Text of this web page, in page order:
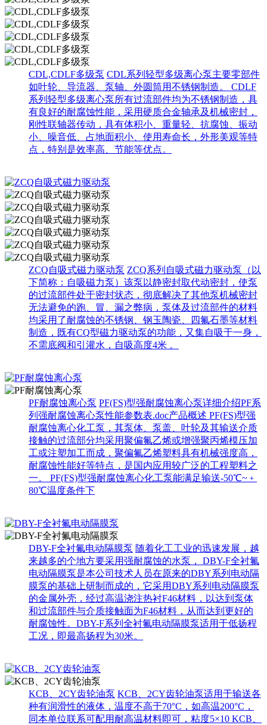
CDL,CDLF多级泵 CDL系列轻型多级离心泵主要零部件
如叶轮、导流器、泵轴、外圆筒用不锈钢制造。 CDLF
系列轻型多级离心泵所有过流部件均为不锈钢制造，具
有良好的耐腐蚀性能，采用硬质合金轴承及机械密封，
刚性联轴器传动，具有体积小、重量轻、抗腐蚀、振动
小、噪音低、占地面积小、使用寿命长，外形美观等特
点，特别是效率高、节能等优点。
ZCQ自吸式磁力驱动泵 ZCQ系列自吸式磁力驱动泵（以
下简称：自吸磁力泵）该泵以静密封取代动密封，使泵
的过流部件处于密封状态，彻底解决了其他泵机械密封
无法避免的跑、冒、漏之弊病，泵体及过流部件的材料
均采用了耐腐蚀的不锈钢、钢玉陶瓷、四氟石墨等材料
制造，既有CQ型磁力驱动泵的功能，又集自吸于一身，
不需底阀和引灌水，自吸高度4米 。
PF耐腐蚀离心泵 PF(FS)型强耐腐蚀离心泵详细介绍PF系
列强耐腐蚀离心泵性能参数表.doc产品概述 PF(FS)型强
耐腐蚀离心化工泵，其泵体、泵盖、叶轮及其输送介质
接触的过流部分均采用聚偏氟乙烯或增强聚丙烯模压加
工或注塑加工而成，聚偏氟乙烯塑料具有机械强度高，
耐腐蚀性能好等特点，是国内应用较广泛的工程塑料之
一。 PF(FS)型强耐腐蚀离心化工泵能满足输送-50℃~﹢
80℃温度条件下
DBY-F全衬氟电动隔膜泵 随着化工工业的迅速发展，越
来越多的个地方要采用强耐腐蚀的水泵， DBY-F全衬氟
电动隔膜泵是本公司技术人员在原来的DBY系列电动隔
膜泵的基础上研制而成的，它采用DBY系列电动隔膜泵
的金属外壳，经过高温浇注热衬F46材料，以达到泵体
和过流部件与介质接触面为F46材料，从而达到更好的
耐腐蚀性。DBY-F系列全衬氟电动隔膜泵适用于低扬程
工况，即最高扬程为30米。
KCB、2CY齿轮油泵 KCB、2CY齿轮油泵适用于输送各
种有润滑性的液体，温度不高于70°C，如高温200°C，
同本单位联系可配用耐高温材料即可，粘度5×10 KCB、